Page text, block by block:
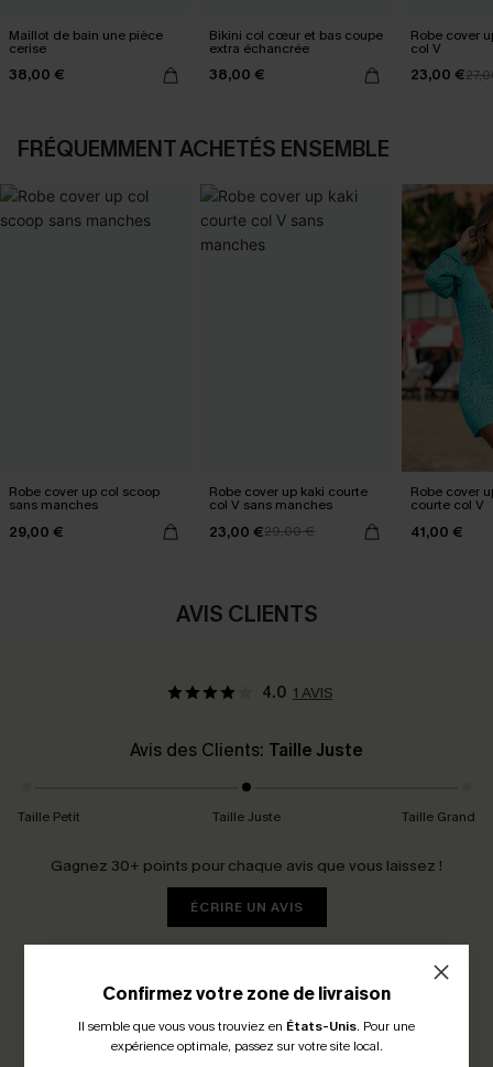
Maillot de bain une pièce
cerise
38,00 €
Bikini col cœur et bas coupe
extra échancrée
38,00 €
Robe cover
col V
23,00 €
FRÉQUEMMENT ACHETÉS ENSEMBLE
Robe cover up col scoop
sans manches
29,00 €
Robe cover up kaki courte
col V sans manches
23,00 €29,00 €
Robe cover
courte col V
41,00 €
AVIS CLIENTS
4.0 1 AVIS
Avis des Clients: Taille Juste
Taille Petit Taille Juste Taille Grand
Gagnez 30+ points pour chaque avis que vous laissez !
ÉCRIRE UN AVIS
Confirmez votre zone de livraison
Il semble que vous vous trouviez en États-Unis. Pour une
expérience optimale, passez sur votre site local.